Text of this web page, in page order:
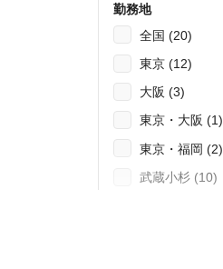
勤務地
全国 (20)
東京 (12)
大阪 (3)
東京・大阪 (1)
東京・福岡 (2)
武蔵小杉 (10)